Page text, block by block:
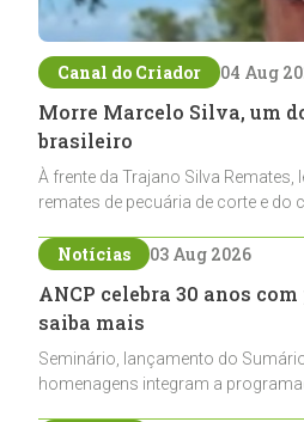
Canal do Criador 04 Aug
Morre Marcelo Silva, um
brasileiro
À frente da Trajano Silva
remates de pecuária de corte e do
Notícias 03 Aug 2026
ANCP celebra 30 anos
saiba mais
Seminário, lançamento do
homenagens integram a